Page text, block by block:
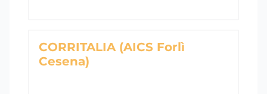
CORRITALIA (AICS Forlì
Cesena)